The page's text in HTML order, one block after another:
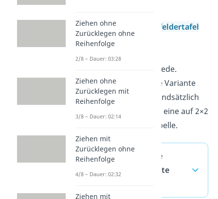
Oft ist auch von der
Vierfeldertafel
als Spezialfall von
Häufigkeitstabellen und
Kontingenztabellen die Rede.
Vielleicht kennst du diese Variante
noch aus der Schule. Grundsätzlich
gilt, die Vierfeldertafel ist eine auf 2×2
normierte Kontingenztabelle.
absolute und relative
Häufigkeit — häufigste
Ziehen ohne
Zurücklegen ohne
Reihenfolge
2/8 – Dauer: 03:28
Ziehen ohne
Zurücklegen mit
Reihenfolge
3/8 – Dauer: 02:14
Ziehen mit
Zurücklegen ohne
Reihenfolge
4/8 – Dauer: 02:32
Ziehen mit